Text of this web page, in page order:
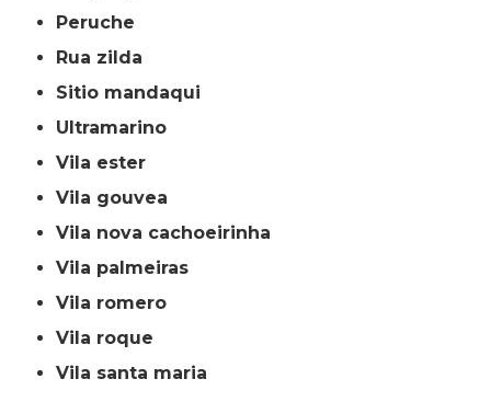
peruche
rua zilda
sitio mandaqui
ultramarino
vila ester
vila gouvea
vila nova cachoeirinha
vila palmeiras
vila romero
vila roque
vila santa maria